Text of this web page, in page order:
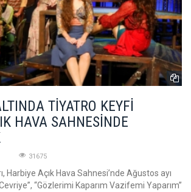
TİYATRO KEYFİ
HAVA SAHNESİNDE
31675
Harbiye Açık Hava Sahnesi’nde Ağustos ayı
“Gözlerimi Kaparım Vazifemi Yaparım”